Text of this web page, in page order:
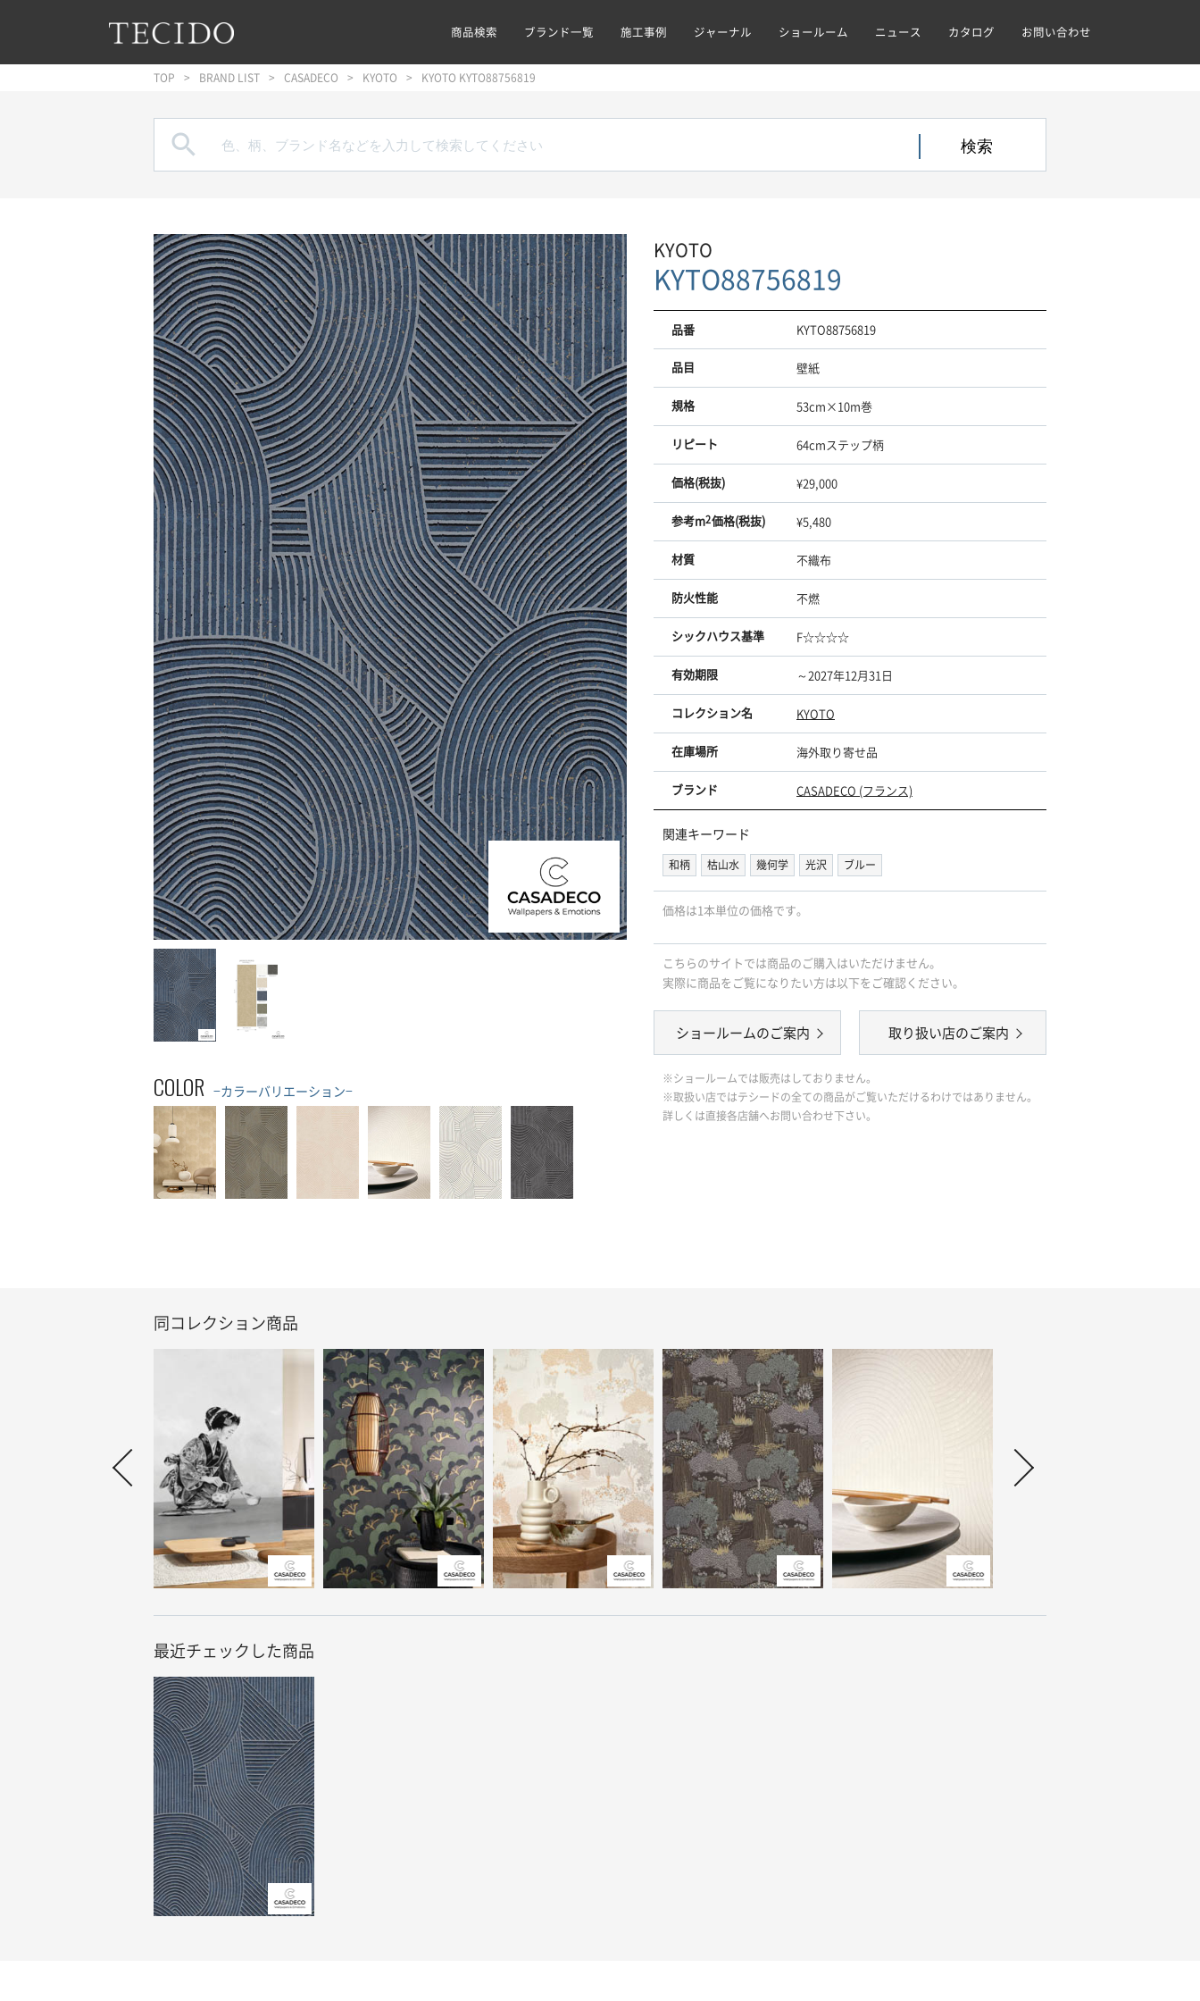
メインナビゲーションへジャンプ
メインコンテンツへジャンプ
フッターへジャンプ 商品検索 ブランド一覧 施工事例 ジャーナル ショールーム ニュース カタログ お問い合わせ
TOP BRAND LIST CASADECO KYOTO KYOTO KYTO88756819

COLOR −カラーバリエーション−
KYOTO
KYTO88756819
品番 KYTO88756819
品目 壁紙
規格 53cm×10m巻
リピート 64cmステップ柄
価格(税抜) ¥29,000
参考m2価格(税抜) ¥5,480
材質 不織布
防火性能 不燃
シックハウス基準 F☆☆☆☆
有効期限 ～2027年12月31日
コレクション名 KYOTO
在庫場所 海外取り寄せ品
ブランド CASADECO (フランス)
関連キーワード
和柄 枯山水 幾何学 光沢 ブルー
価格は1本単位の価格です｡
こちらのサイトでは商品のご購入はいただけません。
実際に商品をご覧になりたい方は以下をご確認ください。
ショールームのご案内 取り扱い店のご案内
※ショールームでは販売はしておりません。
※取扱い店ではテシードの全ての商品がご覧いただけるわけではありません。
詳しくは直接各店舗へお問い合わせ下さい。
同コレクション商品
最近チェックした商品